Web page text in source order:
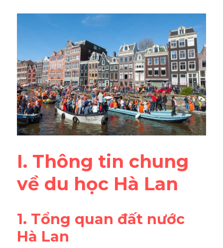
Task 1
Đề thi IELTS thật
Phân biệt từ
Advice
IELTS Advice
Đề thi thật Task 2
Listening
Speaking
Reading
Vocabulary
I. Thông tin chung
về du học Hà Lan
1. Tổng quan đất nước
Hà Lan